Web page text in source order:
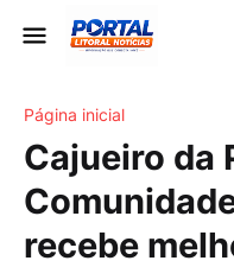
Página inicial
Cajueiro da
recebe